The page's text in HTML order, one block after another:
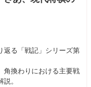
返る「戦記」シリーズ第
角換わりにおける主要戦
。